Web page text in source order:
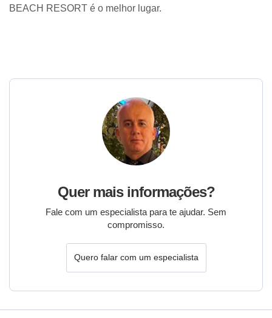
BEACH RESORT é o melhor lugar.
Quer mais informações?
Fale com um especialista para te ajudar. Sem
compromisso.
Quero falar com um especialista